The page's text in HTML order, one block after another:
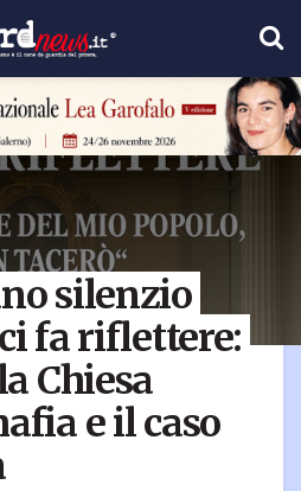
silenzio
fa riflettere:
Chiesa
e il caso